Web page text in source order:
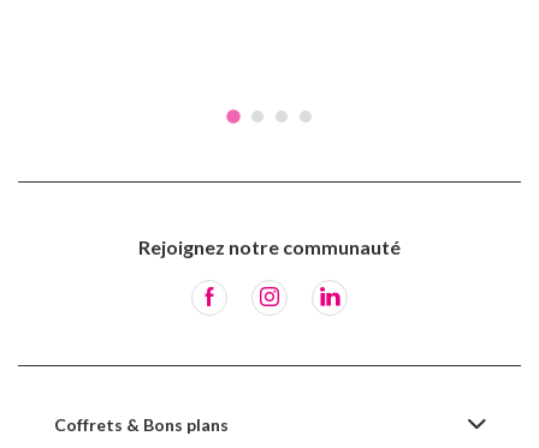
Rejoignez notre communauté
Coffrets & Bons plans